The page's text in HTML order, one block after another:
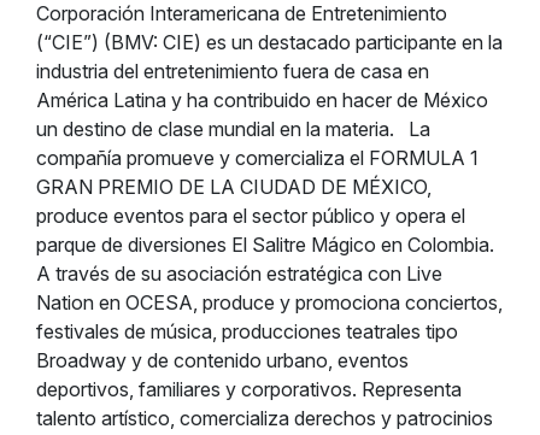
Corporación Interamericana de Entretenimiento
(“CIE”) (BMV: CIE) es un destacado participante en la
industria del entretenimiento fuera de casa en
América Latina y ha contribuido en hacer de México
un destino de clase mundial en la materia.
La
compañía promueve y comercializa el FORMULA 1
GRAN PREMIO DE LA CIUDAD DE MÉXICO,
produce eventos para el sector público y opera el
parque de diversiones El Salitre Mágico en Colombia.
A través de su asociación estratégica con Live
Nation en OCESA, produce y promociona conciertos,
festivales de música, producciones teatrales tipo
Broadway y de contenido urbano, eventos
deportivos, familiares y corporativos. Representa
talento artístico, comercializa derechos y patrocinios